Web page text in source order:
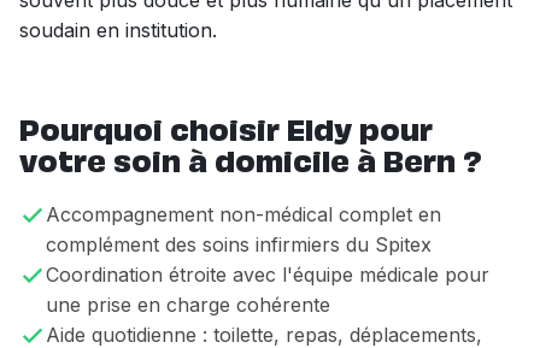
soudain en institution.
Pourquoi choisir Eldy pour
votre soin à domicile à Bern ?
Accompagnement non-médical complet en
complément des soins infirmiers du Spitex
Coordination étroite avec l'équipe médicale pour
une prise en charge cohérente
Aide quotidienne : toilette, repas, déplacements,